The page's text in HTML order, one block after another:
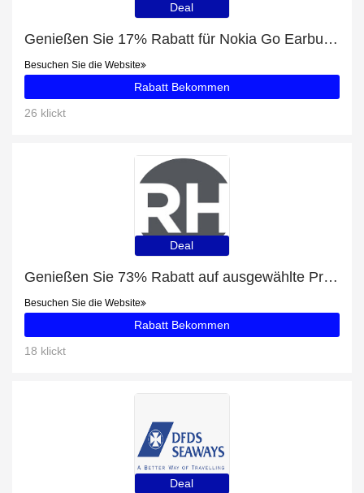
Deal
Genießen Sie 17% Rabatt für Nokia Go Earbuds 2 +
Besuchen Sie die Website
Rabatt Bekommen
26 klickt
Deal
Genießen Sie 73% Rabatt auf ausgewählte Produkte
Besuchen Sie die Website
Rabatt Bekommen
18 klickt
Deal